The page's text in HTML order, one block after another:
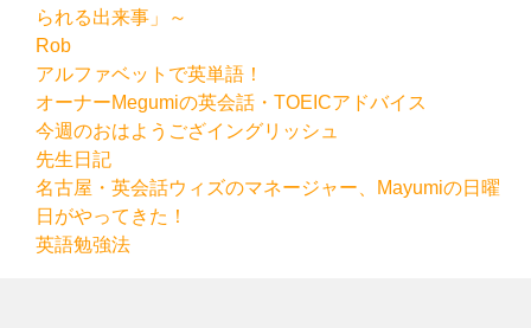
られる出来事」～
Rob
アルファベットで英単語！
オーナーMegumiの英会話・TOEICアドバイス
今週のおはようござイングリッシュ
先生日記
名古屋・英会話ウィズのマネージャー、Mayumiの日曜
日がやってきた！
英語勉強法